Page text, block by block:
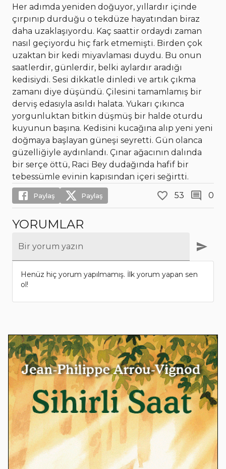
Her adımda yeniden doğuyor, yıllardır içinde
çırpınıp durduğu o tekdüze hayatından biraz
daha uzaklaşıyordu. Kaç saattir ordaydı zaman
nasıl geçiyordu hiç fark etmemişti. Birden çok
uzaktan bir kedi miyavlaması duydu. Bu onun
saatlerdir, günlerdir, belki aylardır aradığı
kedisiydi. Sesi dikkatle dinledi ve artık çıkma
zamanı diye düşündü. Çilesini tamamlamış bir
derviş edasıyla asıldı halata. Yukarı çıkınca
yorgunluktan bitkin düşmüş bir halde oturdu
kuyunun başına. Kedisini kucağına alıp yeni yeni
doğmaya başlayan güneşi seyretti. Gün olanca
güzelliğiyle aydınlandı. Çınar ağacının dalında
bir serçe öttü, Raci Bey dudağında hafif bir
tebessümle evinin kapısından içeri seğirtti.
Paylaş Paylaş 53 0
YORUMLAR
Bir yorum yazın
Henüz hiç yorum yapılmamış. İlk yorum yapan sen
ol!